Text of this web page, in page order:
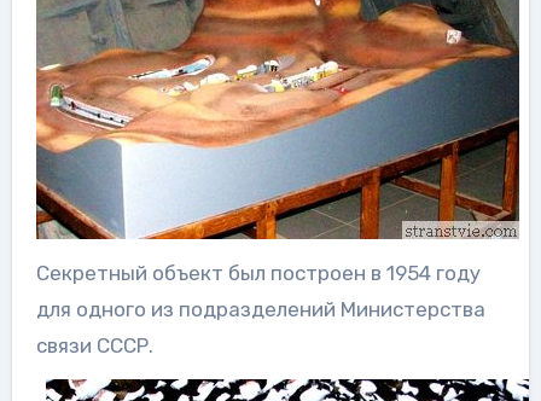
Секретный объект был построен в 1954 году
для одного из подразделений Министерства
связи СССР.